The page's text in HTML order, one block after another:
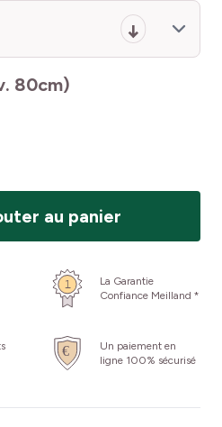
80cm)
au panier
La Garantie
Confiance Meilland *
Un paiement en
ligne 100% sécurisé